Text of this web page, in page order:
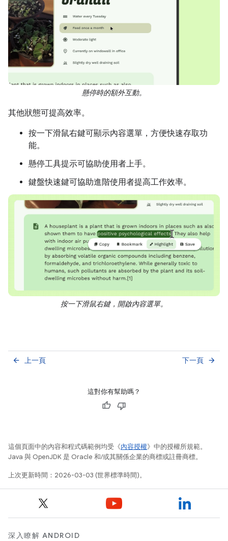
懸停時的額外互動。
其他狀態可提高效率。
按一下滑鼠右鍵可顯示內容選單，方便快速存取功
能。
懸停工具提示可協助使用者上手。
鍵盤快速鍵可協助進階使用者提高工作效率。
按一下滑鼠右鍵，開啟內容選單。
上一頁
arrow_back 下一頁 arrow_forward
這對你有幫助嗎？
這個頁面中的內容和程式碼範例均受《內容授權》中的授權所規範。
Java 與 OpenJDK 是 Oracle 和/或其關係企業的商標或註冊商標。
上次更新時間：2026-03-03 (世界標準時間)。
深入瞭解 ANDROID